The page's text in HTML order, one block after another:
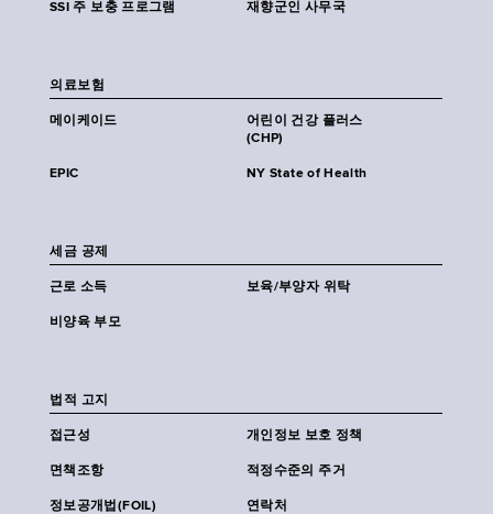
SSI 주 보충 프로그램 재향군인 사무국
의료보험
메이케이드
어린이 건강 플러스
(CHP)
EPIC NY State of Health
세금 공제
근로 소득 보육/부양자 위탁
비양육 부모
법적 고지
접근성 개인정보 보호 정책
면책조항 적정수준의 주거
정보공개법(FOIL) 연락처